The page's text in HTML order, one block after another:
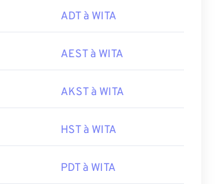
ADT à WITA
AEST à WITA
AKST à WITA
HST à WITA
PDT à WITA